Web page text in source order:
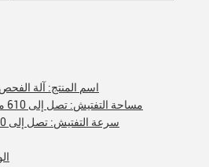
اسم المنتج: آلة
مساحة التفتيش: تصل إلى 610 ملم × 460 ملم
سرعة التفتيش: تصل إلى 1000 ملم/ثانية